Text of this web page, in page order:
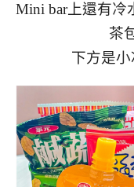
Mini bar上還有冷
茶
下方是